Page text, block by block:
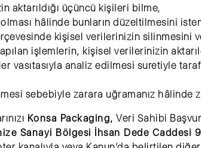
aktarıldığı üçüncü kişileri bilme,
hâlinde bunların düzeltilmesini
kişisel verilerinizin silinmesini
işlemlerin, kişisel verilerinizin
vasıtasıyla analiz edilmesi suretiyle
sebebiyle zarara uğramanız hâlinde
Konsa Packaging, Veri Sahibi
Sanayi Bölgesi İhsan Dede Caddesi